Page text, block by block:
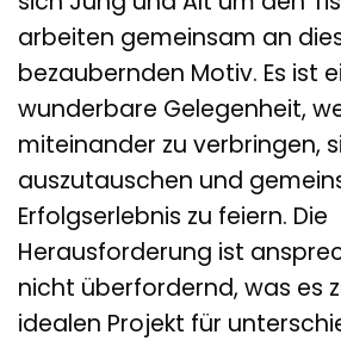
arbeiten gemeinsam an
bezaubernden Motiv. Es ist
wunderbare Gelegenheit,
miteinander zu verbringen,
auszutauschen und
Erfolgserlebnis zu feiern. Die
Herausforderung ist
nicht überfordernd, was es
idealen Projekt für